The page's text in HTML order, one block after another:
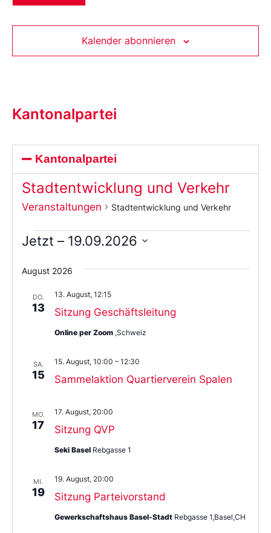
Kalender abonnieren
Kantonalpartei
Kantonalpartei
Stadtentwicklung und Verkehr
Veranstaltungen Stadtentwicklung und Verkehr
Jetzt – 19.09.2026
Sie
das
aus.
August 2026
DO.
13 Sitzung Geschäftsleitung
13. August, 12:15
Online per Zoom ,Schweiz
SA.
15 Sammelaktion Quartierverein Spalen
15. August, 10:00 – 12:30
MO.
17 Sitzung QVP
17. August, 20:00
Seki Basel Rebgasse 1
MI.
19 Sitzung Parteivorstand
19. August, 20:00
Gewerkschaftshaus Basel-Stadt Rebgasse 1,Basel,CH